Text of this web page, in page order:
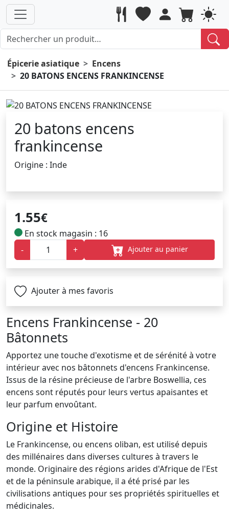
Épicerie asiatique
Encens
20 BATONS ENCENS FRANKINCENSE
20 batons encens
frankincense
Origine : Inde
1.55€
En stock magasin : 16
-
+ Ajouter au panier
Ajouter à mes favoris
Encens Frankincense - 20
Bâtonnets
Apportez une touche d'exotisme et de sérénité à votre
intérieur avec nos bâtonnets d'encens Frankincense.
Issus de la résine précieuse de l'arbre Boswellia, ces
encens sont réputés pour leurs vertus apaisantes et
leur parfum envoûtant.
Origine et Histoire
Le Frankincense, ou encens oliban, est utilisé depuis
des millénaires dans diverses cultures à travers le
monde. Originaire des régions arides d'Afrique de l'Est
et de la péninsule arabique, il a été prisé par les
civilisations antiques pour ses propriétés spirituelles et
médicinales.